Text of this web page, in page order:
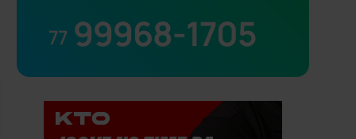
77 99968-1705